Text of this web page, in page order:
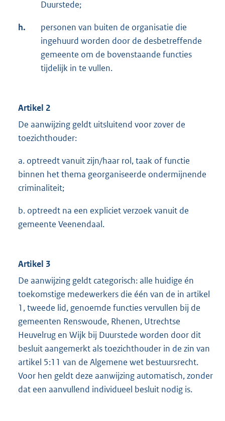
Duurstede;
h.
personen van buiten de organisatie die
ingehuurd worden door de desbetreffende
gemeente om de bovenstaande functies
tijdelijk in te vullen.
Artikel 2
De aanwijzing geldt uitsluitend voor zover de
toezichthouder:
a. optreedt vanuit zijn/haar rol, taak of functie
binnen het thema georganiseerde ondermijnende
criminaliteit;
b. optreedt na een expliciet verzoek vanuit de
gemeente Veenendaal.
Artikel 3
De aanwijzing geldt categorisch: alle huidige én
toekomstige medewerkers die één van de in artikel
1, tweede lid, genoemde functies vervullen bij de
gemeenten Renswoude, Rhenen, Utrechtse
Heuvelrug en Wijk bij Duurstede worden door dit
besluit aangemerkt als toezichthouder in de zin van
artikel 5:11 van de Algemene wet bestuursrecht.
Voor hen geldt deze aanwijzing automatisch, zonder
dat een aanvullend individueel besluit nodig is.